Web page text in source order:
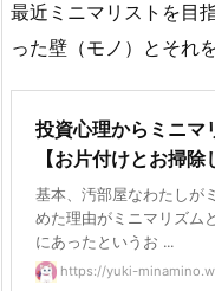
最近ミニマリストを目
った壁（モノ）とそれ
投資心理からミニマ
【お片付けとお掃除
基本、汚部屋なわたしが
めた理由がミニマリズム
にあったというお ...
https://yuki-